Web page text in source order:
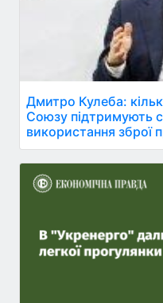
Дмитро Кулеба:
Союзу підтримують
використання зброї